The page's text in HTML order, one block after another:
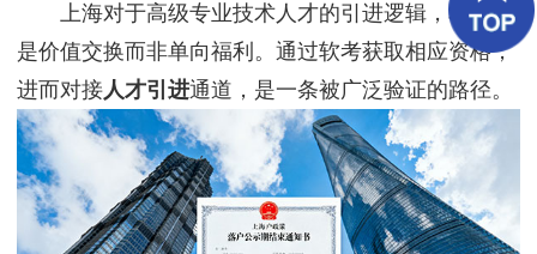
客
户
好
评
新
闻
资
讯
上海对于高级专业技术人才的引进逻辑，本质上
是价值交换而非单向福利。通过软考获取相应资格，
进而对接人才引进通道，是一条被广泛验证的路径。